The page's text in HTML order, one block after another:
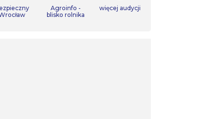
Agroinfo -
blisko rolnika
więcej audycji